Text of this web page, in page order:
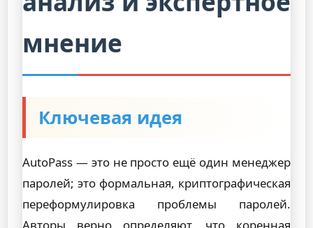
мнение
Ключевая идея
AutoPass — это не просто ещё один менеджер
паролей; это формальная, криптографическая
переформулировка проблемы паролей.